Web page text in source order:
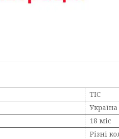
ТІС
Україна
18 міс
Різні